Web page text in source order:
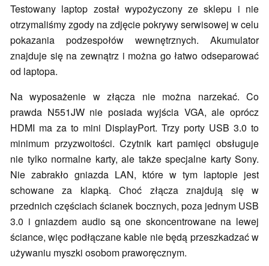
Testowany laptop został wypożyczony ze sklepu i nie
otrzymaliśmy zgody na zdjęcie pokrywy serwisowej w celu
pokazania podzespołów wewnętrznych. Akumulator
znajduje się na zewnątrz i można go łatwo odseparować
od laptopa.
Na wyposażenie w złącza nie można narzekać. Co
prawda N551JW nie posiada wyjścia VGA, ale oprócz
HDMI ma za to mini DisplayPort. Trzy porty USB 3.0 to
minimum przyzwoitości. Czytnik kart pamięci obsługuje
nie tylko normalne karty, ale także specjalne karty Sony.
Nie zabrakło gniazda LAN, które w tym laptopie jest
schowane za klapką. Choć złącza znajdują się w
przednich częściach ścianek bocznych, poza jednym USB
3.0 i gniazdem audio są one skoncentrowane na lewej
ściance, więc podłączane kable nie będą przeszkadzać w
używaniu myszki osobom praworęcznym.